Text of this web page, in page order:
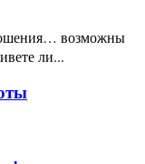
возможны
ли...